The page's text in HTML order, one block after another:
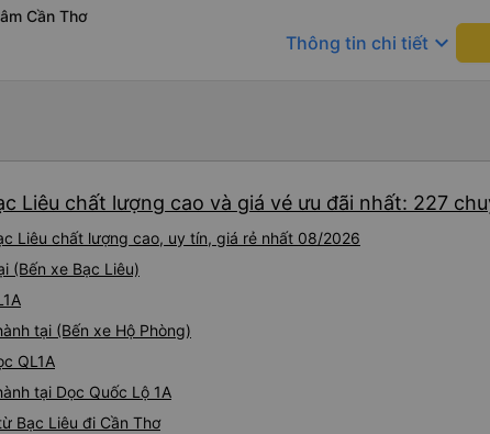
Cần Thơ
Thông tin chi tiết keyboard_arrow_down
Liêu chất lượng cao và giá vé ưu đãi nhất: 227
Liêu chất lượng cao, uy tín, giá rẻ nhất 08/2026
(Bến xe Bạc Liêu)
tại (Bến xe Hộ Phòng)
QL1A
tại Dọc Quốc Lộ 1A
Bạc Liêu đi Cần Thơ